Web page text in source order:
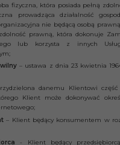
fizyczna, która posiada pełną
prowadząca działalność
nie będącą osobą
prawną, która dokonuje
lub korzysta z innych
– ustawa z dnia 23 kwietnia
danemu Klientowi
Klient może dokonywać
– Klient będący konsumentem w
- Klient będący